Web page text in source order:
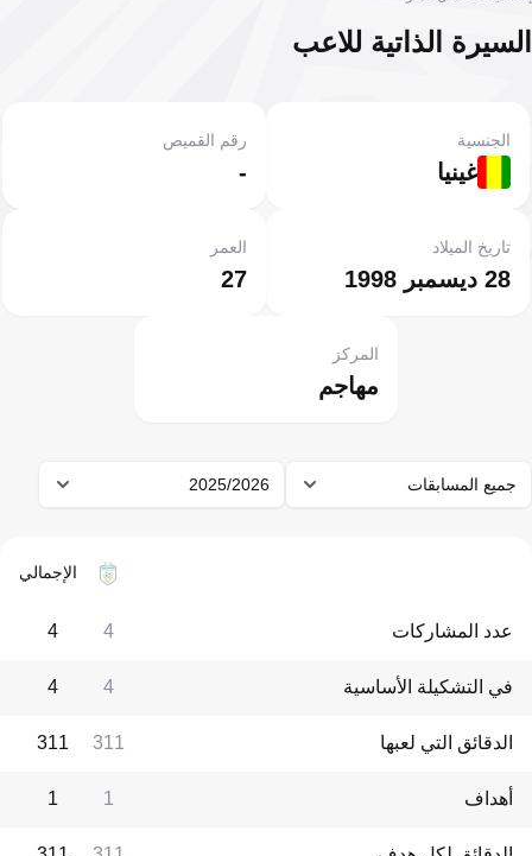
السيرة الذاتية للاعب
غينيا
الجنسية
-
رقم القميص
28 ديسمبر 1998
تاريخ الميلاد
27
العمر
مهاجم
المركز
جميع المسابقات 2025/2026
الإجمالي
عدد المشاركات 4
4
في التشكيلة الأساسية 4
4
الدقائق التي لعبها 311
311
أهداف 1
1